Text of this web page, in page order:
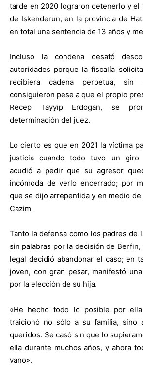
tarde en 2020 lograron detenerlo y
de Iskenderun, en la provincia de
en total una sentencia de 13 años y
Incluso la condena desató
autoridades porque la fiscalía
recibiera cadena perpetua,
consiguieron pese a que el propio
Recep Tayyip Erdogan, se
determinación del juez.
Lo cierto es que en 2021 la víctima
justicia cuando todo tuvo un giro
acudió a pedir que su agresor
incómoda de verlo encerrado; por
que se dijo arrepentida y en medio
Cazim.
Tanto la defensa como los padres de
sin palabras por la decisión de
legal decidió abandonar el caso; en
joven, con gran pesar, manifestó
por la elección de su hija.
«He hecho todo lo posible por
traicionó no sólo a su familia, sino
queridos. Se casó sin que lo
ella durante muchos años, y ahora
vano».